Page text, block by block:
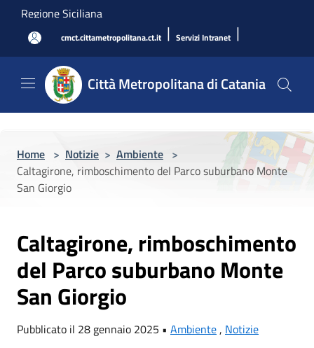
Salta al contenuto principale
Regione Siciliana
cmct.cittametropolitana.ct.it | Servizi Intranet |
Città Metropolitana di Catania
Home > Notizie > Ambiente >
Caltagirone, rimboschimento del Parco suburbano Monte
San Giorgio
Caltagirone, rimboschimento
del Parco suburbano Monte
San Giorgio
Pubblicato il 28 gennaio 2025 • Ambiente, Notizie